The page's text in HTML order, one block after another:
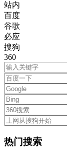
站内
百度
谷歌
必应
搜狗
360
热门搜索